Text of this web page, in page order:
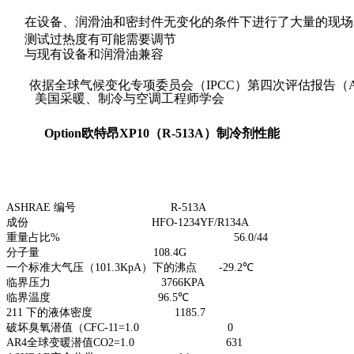
在设备、润滑油和密封件无变化的条件下进行了大量的现场
测试过热度有可能需要调节
与现有设备和润滑油兼容
依据全球气候变化专项委员会（IPCC）第四次评估报告（
美国采暖、制冷与空调工程师学会
Option欧特昂XP10 （R-513A）制冷剂性能
ASHRAE 编号 R-513A
成份 HFO-1234YF/R134A
重量占比% 56.0/44
分子量 108.4G
一个标准大气压（ 101.3KpA）下的沸点 -29.2℃
临界压力 3766KPA
临界温度 96.5℃
211 下的液体密度 1185.7
破坏臭氧潜值（CFC-11=1.0 0
AR4全球变暖潜值CO2=1.0 631